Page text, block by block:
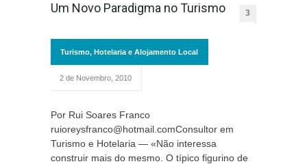
Um Novo Paradigma no Turismo 3
Turismo, Hotelaria e Alojamento Local
2 de Novembro, 2010
Por Rui Soares Franco
ruioreysfranco@hotmail.comConsultor em
Turismo e Hotelaria — «Não interessa
construir mais do mesmo. O típico figurino de